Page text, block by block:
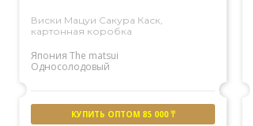
Виски Мацуи Сакура Каск,
картонная коробка
Япония The matsui
Односолодовый
КУПИТЬ ОПТОМ 85 000 ₸